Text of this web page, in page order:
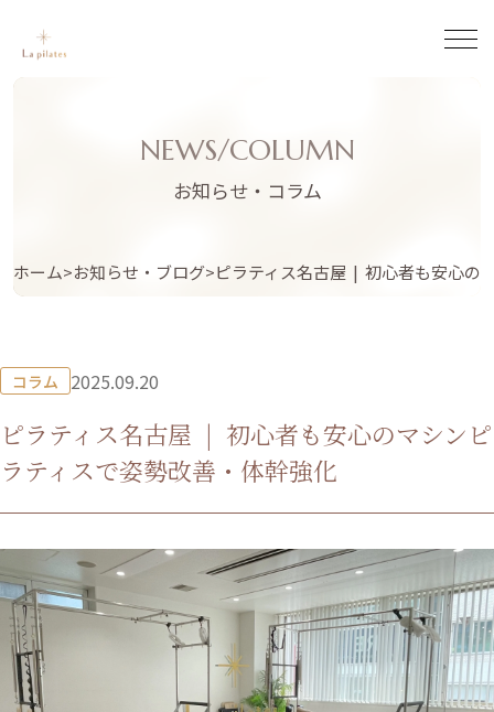
NEWS/COLUMN
お知らせ・コラム
ホーム お知らせ・ブログ ピラティス名古屋 | 初心者も安心の
コラム 2025.09.20
ピラティス名古屋 | 初心者も安心のマシンピ
ラティスで姿勢改善・体幹強化